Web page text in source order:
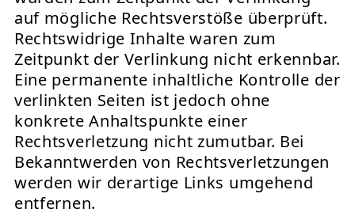
auf mögliche Rechtsverstöße überprüft.
Rechtswidrige Inhalte waren zum
Zeitpunkt der Verlinkung nicht erkennbar.
Eine permanente inhaltliche Kontrolle der
verlinkten Seiten ist jedoch ohne
konkrete Anhaltspunkte einer
Rechtsverletzung nicht zumutbar. Bei
Bekanntwerden von Rechtsverletzungen
werden wir derartige Links umgehend
entfernen.